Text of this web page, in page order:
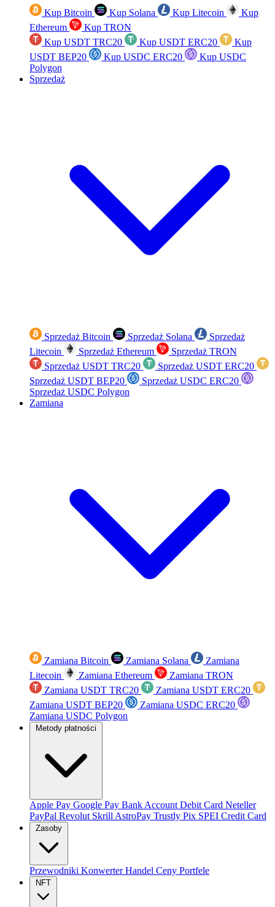
Kup Bitcoin Kup Solana Kup Litecoin
Kup
Ethereum
Kup TRON
Kup USDT TRC20
Kup USDT ERC20
Kup
USDT BEP20
Kup USDC ERC20
Kup USDC
Polygon
Sprzedaż
Sprzedaż Bitcoin Sprzedaż Solana
Sprzedaż
Litecoin
Sprzedaż Ethereum
Sprzedaż TRON
Sprzedaż USDT TRC20
Sprzedaż USDT ERC20
Sprzedaż USDT BEP20
Sprzedaż USDC ERC20
Sprzedaż USDC Polygon
Zamiana
Zamiana Bitcoin Zamiana Solana
Zamiana
Litecoin
Zamiana Ethereum
Zamiana TRON
Zamiana USDT TRC20
Zamiana USDT ERC20
Zamiana USDT BEP20
Zamiana USDC ERC20
Zamiana USDC Polygon
Metody płatności
Apple Pay Google Pay Bank Account Debit Card Neteller
PayPal Revolut Skrill AstroPay Trustly Pix SPEI Credit Card
Zasoby
Przewodniki KonwerterHandel Ceny Portfele
NFT